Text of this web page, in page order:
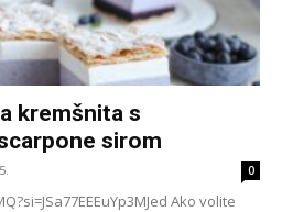
kremšnita s
sirom
0
Ako volite